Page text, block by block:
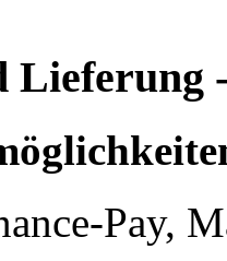
Lieferung
Pay,